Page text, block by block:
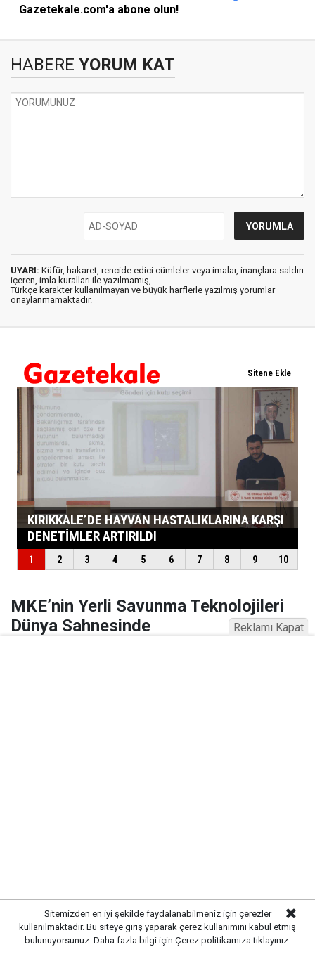
Gazetekale.com'a abone olun!
HABERE YORUM KAT
UYARI: Küfür, hakaret, rencide edici cümleler veya imalar, inançlara saldırı
içeren, imla kuralları ile yazılmamış,
Türkçe karakter kullanılmayan ve büyük harflerle yazılmış yorumlar
onaylanmamaktadır.
MKE’nin Yerli Savunma Teknolojileri
Dünya Sahnesinde
Makine ve Kimya Endüstrisi (MKE), geliştirdiği yerli
Sitemizden en iyi şekilde faydalanabilmeniz için çerezler
kullanılmaktadır. Bu siteye giriş yaparak çerez kullanımını kabul etmiş
bulunuyorsunuz. Daha fazla bilgi için Çerez politikamıza tıklayınız.
Reklamı Kapat